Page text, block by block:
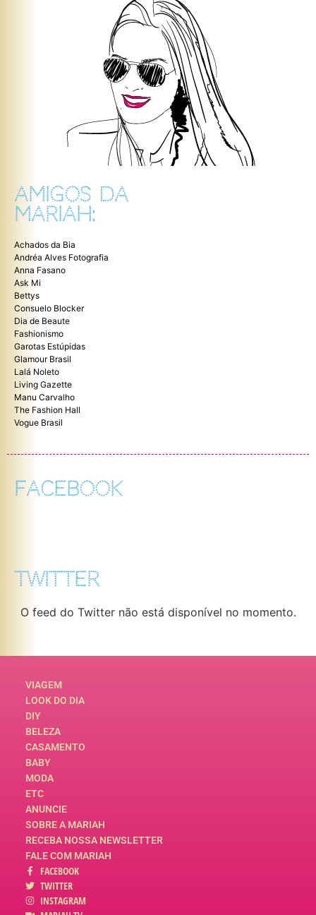
AMIGOS DA
MARIAH:
Achados da Bia
Andréa Alves Fotografia
Anna Fasano
Ask Mi
Bettys
Consuelo Blocker
Dia de Beaute
Fashionismo
Garotas Estúpidas
Glamour Brasil
Lalá Noleto
Living Gazette
Manu Carvalho
The Fashion Hall
Vogue Brasil
FACEBOOK
TWITTER
O feed do Twitter não está disponível no momento.
VIAGEM
LOOK DO DIA
DIY
BELEZA
CASAMENTO
BABY
MODA
ETC
ANUNCIE
SOBRE A MARIAH
RECEBA NOSSA NEWSLETTER
FALE COM MARIAH
FACEBOOK
TWITTER
INSTAGRAM